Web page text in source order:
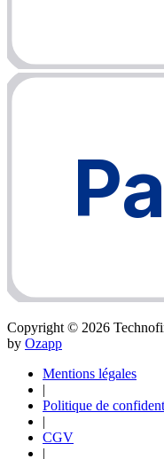
Copyright © 2026
by Ozapp
Mentions légales
|
Politique de
|
CGV
|